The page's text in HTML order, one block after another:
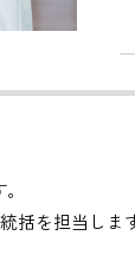
括を担当します